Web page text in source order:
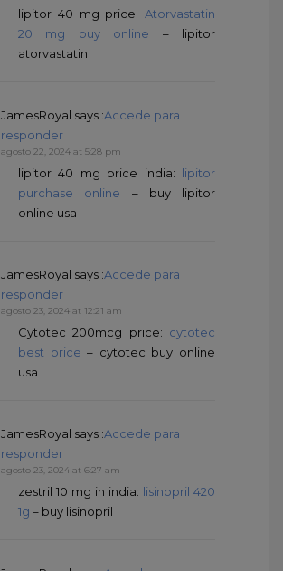
lipitor 40 mg price: Atorvastatin
20 mg buy online – lipitor
atorvastatin
JamesRoyal says :Accede para
responder
agosto 22, 2024 at 5:28 pm
lipitor 40 mg price india: lipitor
purchase online – buy lipitor
online usa
JamesRoyal says :Accede para
responder
agosto 23, 2024 at 12:21 am
Cytotec 200mcg price: cytotec
best price – cytotec buy online
usa
JamesRoyal says :Accede para
responder
agosto 23, 2024 at 6:27 am
zestril 10 mg in india: lisinopril 420
1g – buy lisinopril